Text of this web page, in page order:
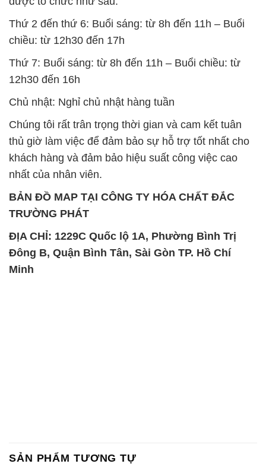
Thứ 2 đến thứ 6: Buổi sáng: từ 8h đến 11h – Buổi
chiều: từ 12h30 đến 17h
Thứ 7: Buổi sáng: từ 8h đến 11h – Buổi chiều: từ
12h30 đến 16h
Chủ nhật: Nghỉ chủ nhật hàng tuần
Chúng tôi rất trân trọng thời gian và cam kết tuân
thủ giờ làm việc để đảm bảo sự hỗ trợ tốt nhất cho
khách hàng và đảm bảo hiệu suất công việc cao
nhất của nhân viên.
BẢN ĐỒ MAP TẠI CÔNG TY HÓA CHẤT ĐẮC
TRƯỜNG PHÁT
ĐỊA CHỈ: 1229C Quốc lộ 1A, Phường Bình Trị
Đông B, Quận Bình Tân, Sài Gòn TP. Hồ Chí
Minh
SẢN PHẨM TƯƠNG TỰ